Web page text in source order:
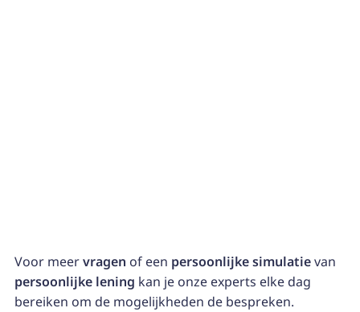
Voor meervragen of een persoonlijke simulatievan
persoonlijke lening kan je onze experts elke dag
bereiken om de mogelijkheden de bespreken.